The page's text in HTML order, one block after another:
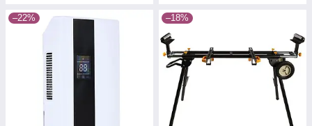
–22% –18%